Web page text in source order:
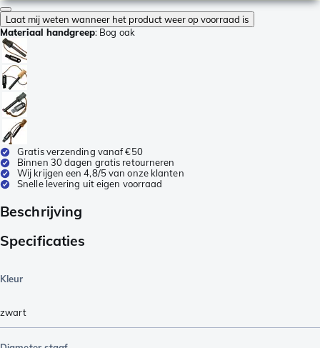
Laat mij weten wanneer het product weer op voorraad is
Materiaal handgreep: Bog oak
Gratis verzending vanaf €50
Binnen 30 dagen gratis retourneren
Wij krijgen een 4,8/5 van onze klanten
Snelle levering uit eigen voorraad
Beschrijving
Specificaties
Kleur
zwart